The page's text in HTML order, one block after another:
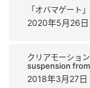
「オバマゲート
2020年5月26日
クリアモーショ
suspension
2018年3月27日